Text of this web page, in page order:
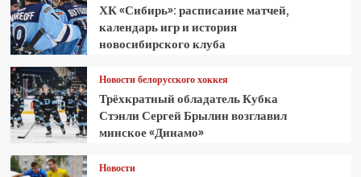
ХК «Сибирь»: расписание матчей,
календарь игр и история
новосибирского клуба
Новости белорусского хоккея
Трёхкратный обладатель Кубка
Стэнли Сергей Брылин возглавил
минское «Динамо»
Новости